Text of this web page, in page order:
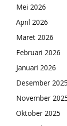
Mei 2026
April 2026
Maret 2026
Februari 2026
Januari 2026
Desember 2025
November
Oktober 2025